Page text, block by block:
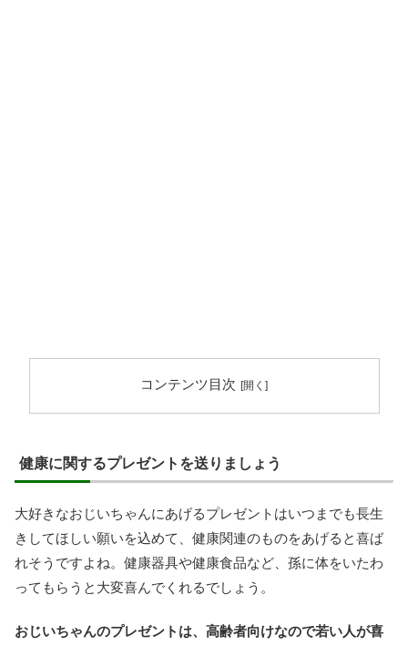
コンテンツ目次
健康に関するプレゼントを送りましょう
大好きなおじいちゃんにあげるプレゼントはいつまでも長生
きしてほしい願いを込めて、健康関連のものをあげると喜ば
れそうですよね。健康器具や健康食品など、孫に体をいたわ
ってもらうと大変喜んでくれるでしょう。
おじいちゃんのプレゼントは、高齢者向けなので若い人が喜